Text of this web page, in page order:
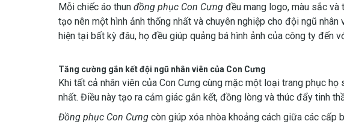
Mỗi chiếc áo thun đồng phục Con Cưng đều mang logo, màu sắc
tạo nên một hình ảnh thống nhất và chuyên nghiệp cho đội ngũ
hiện tại bất kỳ đâu, họ đều giúp quảng bá hình ảnh của công ty đến
Tăng cường gắn kết đội ngũ nhân viên của Con Cưng
Khi tất cả nhân viên của Con Cưng cùng mặc một loại trang phục
nhất. Điều này tạo ra cảm giác gắn kết, đồng lòng và thúc đẩy tinh
Đồng phục Con Cưng còn giúp xóa nhòa khoảng cách giữa các